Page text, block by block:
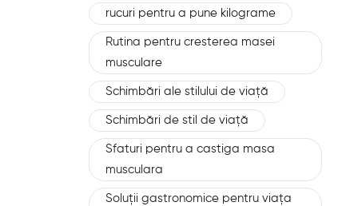
rucuri pentru a pune kilograme
Rutina pentru cresterea masei
musculare
Schimbări ale stilului de viață
Schimbări de stil de viață
Sfaturi pentru a castiga masa
musculara
Soluții gastronomice pentru viața